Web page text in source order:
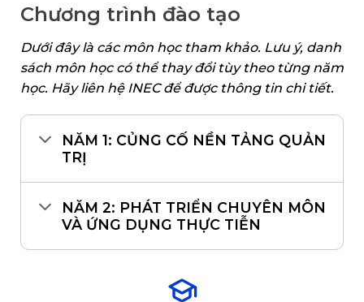
Chương trình đào tạo
Dưới đây là các môn học tham khảo. Lưu ý, danh
sách môn học có thể thay đổi tùy theo từng năm
học. Hãy liên hệ INEC để được thông tin chi tiết.
NĂM 1: CỦNG CỐ NỀN TẢNG QUẢN
TRỊ
NĂM 2: PHÁT TRIỂN CHUYÊN MÔN
VÀ ỨNG DỤNG THỰC TIỄN